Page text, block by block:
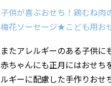
子供が喜ぶおせち！鶏むね
梅花ソーセージ★こども用お
またアレルギーのある子供に
赤ちゃんにも正月にはおせち
ルギーに配慮した手作りおせ